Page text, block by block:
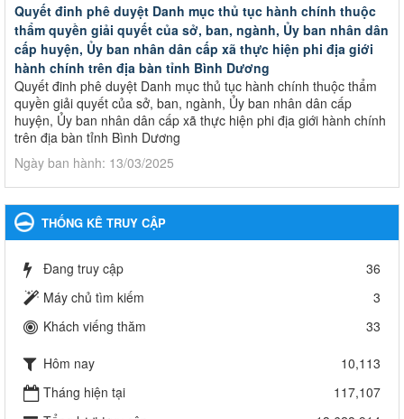
Quyết đinh phê duyệt Danh mục thủ tục hành chính thuộc
thẩm quyền giải quyết của sở, ban, ngành, Ủy ban nhân dân
cấp huyện, Ủy ban nhân dân cấp xã thực hiện phi địa giới
hành chính trên địa bàn tỉnh Bình Dương
Quyết đinh phê duyệt Danh mục thủ tục hành chính thuộc thẩm
quyền giải quyết của sở, ban, ngành, Ủy ban nhân dân cấp
huyện, Ủy ban nhân dân cấp xã thực hiện phi địa giới hành chính
trên địa bàn tỉnh Bình Dương
Ngày ban hành: 13/03/2025
Giáo dục và Đào tạo thành phố Bến Cát
Kế hoạch Phổ biến, giáo dục pháp luật năm 2025 của ngành
Ngày ban hành: 28/02/2025
vực giáo dục đào tạo thuộc hệ giáo dục quốc dân và cơ sở
và Đào tạo, Ủy ban nhân dân cấp huyện
Quyết định công bố thủ tục hành chính bị bãi bỏ trong lĩnh vực
giáo dục đào tạo thuộc hệ giáo dục quốc dân và cơ sở giáo dục
THỐNG KÊ TRUY CẬP
Đang truy cập
36
Máy chủ tìm kiếm
3
Khách viếng thăm
33
Hôm nay
10,113
Tháng hiện tại
117,107